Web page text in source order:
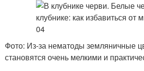
Фото: Из-за нематоды земляничные
становятся очень мелкими и